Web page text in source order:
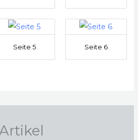
Seite 5 Seite 6